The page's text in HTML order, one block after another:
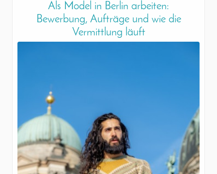
Als Model in Berlin arbeiten:
Bewerbung, Aufträge und wie die
Vermittlung läuft